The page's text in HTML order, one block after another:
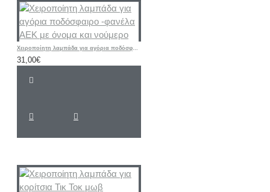
Χειροποίητη λαμπάδα για αγόρια ποδόσφαιρο -φανέλα ΑΕΚ με όνομα και νούμερο
31,00€